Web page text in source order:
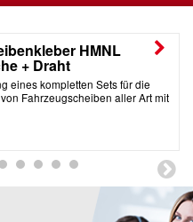
HMNL
+ Draht
eines kompletten Sets für die
Fahrzeugscheiben aller Art mit